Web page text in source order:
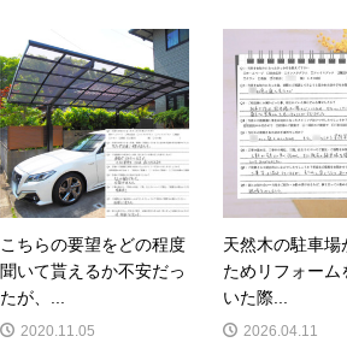
こちらの要望をどの程度
聞いて貰えるか不安だっ
たが、...
2020.11.05
天然木の駐車場
ためリフォーム
いた際...
2026.04.11